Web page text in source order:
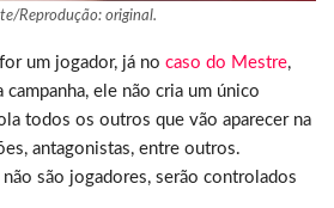
Reprodução: original.
um jogador, já no caso do Mestre,
campanha, ele não cria um único
todos os outros que vão aparecer na
antagonistas, entre outros.
são jogadores, serão controlados